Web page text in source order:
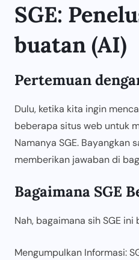
SGE:
buatan (AI)
Pertemuan
Dulu, ketika kita ingin
beberapa situs web untuk
Namanya SGE.
memberikan jawaban di
Bagaimana SGE
Nah, bagaimana sih SGE
Mengumpulkan Informasi: